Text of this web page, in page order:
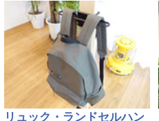
リュック・ランドセルハン